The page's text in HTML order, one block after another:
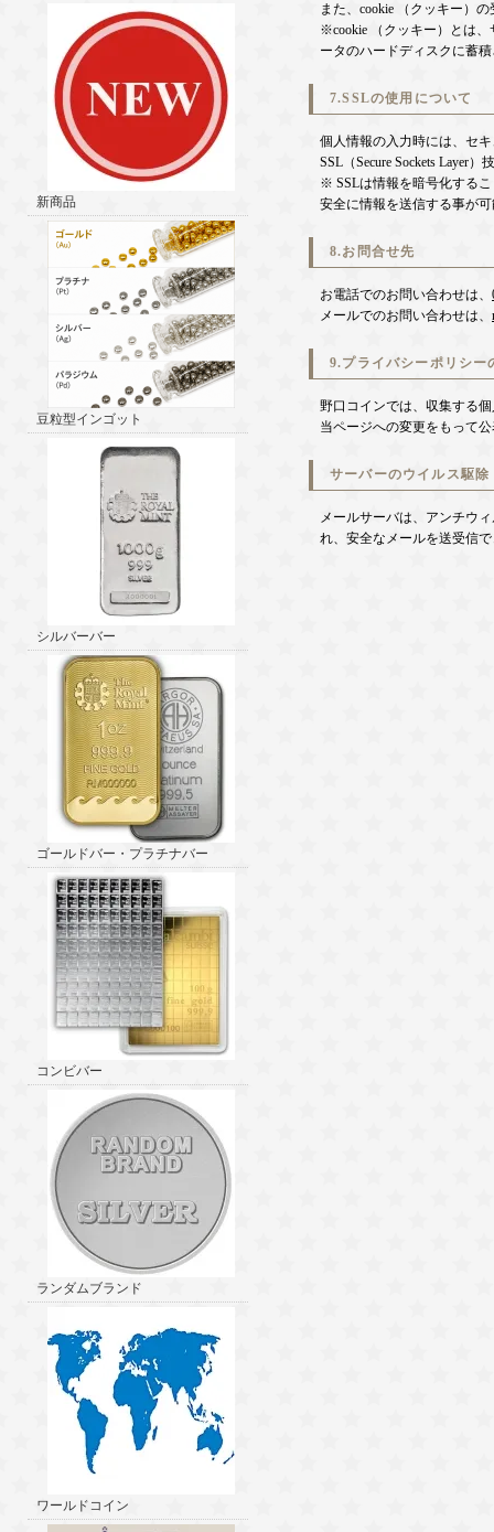
新商品
豆粒型インゴット
シルバーバー
ゴールドバー・プラチナバー
コンビバー
ランダムブランド
ワールドコイン
また、cookie （クッキー）
※cookie （クッキー）とは
ータのハードディスクに蓄
7.SSLの使用について
個人情報の入力時には、セ
SSL（Secure Sockets Layer
※ SSLは情報を暗号化する
安全に情報を送信する事が
8.お問合せ先
お電話でのお問い合わせは、
メールでのお問い合わせは、
9.プライバシーポリシー
野口コインでは、収集する
当ページへの変更をもって
サーバーのウイルス駆除
メールサーバは、アンチウ
れ、安全なメールを送受信